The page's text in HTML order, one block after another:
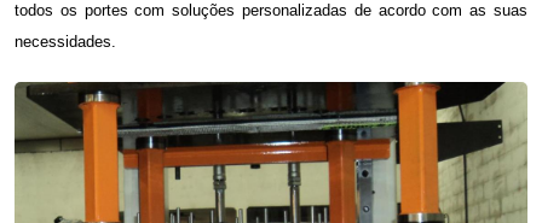
todos os portes com soluções personalizadas de acordo com as suas
necessidades.